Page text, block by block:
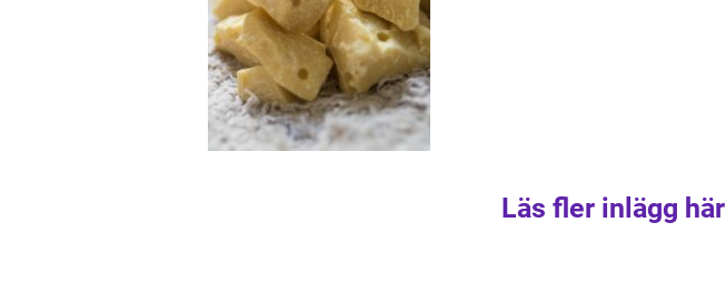
Läs fler inlägg här